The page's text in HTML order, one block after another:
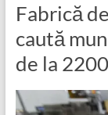
Fabrică
caută
de la